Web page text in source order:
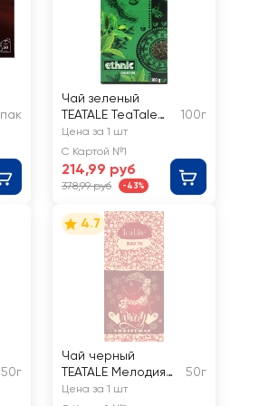
Чай зеленый
TEATALE TeaTale
китайский,
листовой
100г
Цена за 1 шт
С Картой №1
214,99 руб
378,99 руб -43%
50г
4.7
Чай черный
TEATALE Мелодия
Рождества
50г
Цена за 1 шт